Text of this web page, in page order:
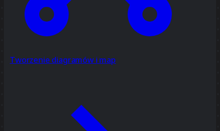
Tworzenie diagramów i map